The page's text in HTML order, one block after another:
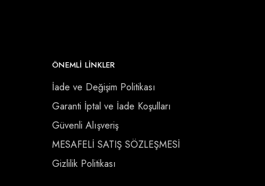
ÖNEMLI LINKLER
İade ve Değişim Politikası
Garanti İptal ve İade Koşulları
Güvenli Alışveriş
MESAFELİ SATIŞ SÖZLEŞMESİ
Gizlilik Politikası